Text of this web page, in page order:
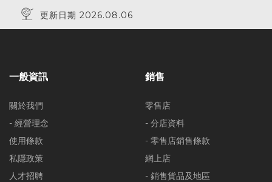
更新日期 2026.08.06
一般資訊
關於我們
- 經營理念
使用條款
私隱政策
人才招聘
銷售
零售店
- 分店資料
- 零售店銷售條款
網上店
- 銷售貨品及地區